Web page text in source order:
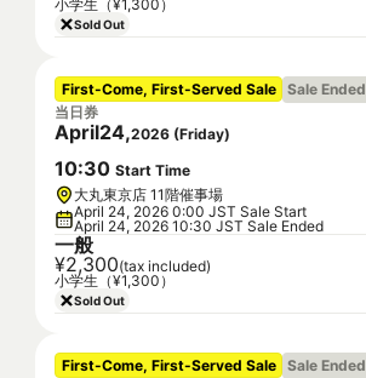
小学生（¥1,300）
Sold Out
First-Come, First-Served Sale Sale Ended
当日券
April24,2026 (Friday)
10:30 Start Time
大丸東京店 11階催事場
April 24, 2026 0:00 JST Sale Start
April 24, 2026 10:30 JST Sale Ended
一般
¥2,300(tax included)
小学生（¥1,300）
Sold Out
First-Come, First-Served Sale Sale Ended